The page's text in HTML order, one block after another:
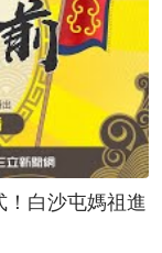
白沙屯媽祖進